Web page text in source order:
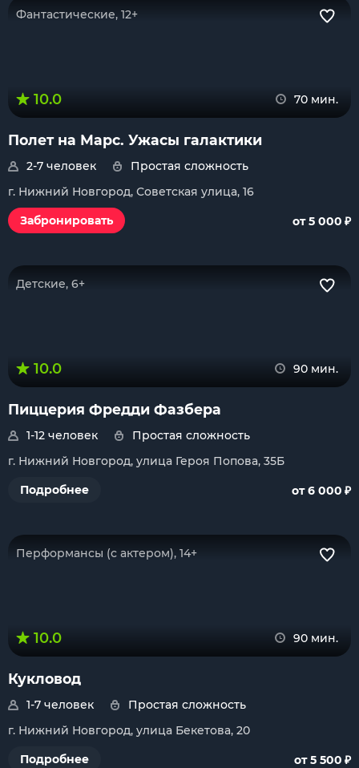
Фантастические, 12+
10.0 70 мин.
Полет на Марс. Ужасы галактики
2-7 человек
Простая сложность
г. Нижний Новгород, Советская улица, 16
Забронировать
от 5 000 ₽
Детские, 6+
10.0 90 мин.
Пиццерия Фредди Фазбера
1-12 человек
Простая сложность
г. Нижний Новгород, улица Героя Попова, 35Б
Подробнее
от 6 000 ₽
Перформансы (с актером), 14+
10.0 90 мин.
Кукловод
1-7 человек
Простая сложность
г. Нижний Новгород, улица Бекетова, 20
Подробнее
от 5 500 ₽